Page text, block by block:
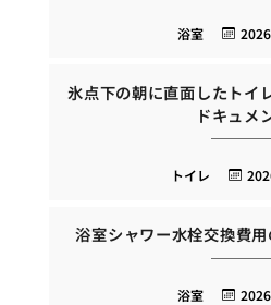
浴室
氷点下の朝に直面したトイ
ドキュメ
トイレ
浴室シャワー水栓交換費
浴室